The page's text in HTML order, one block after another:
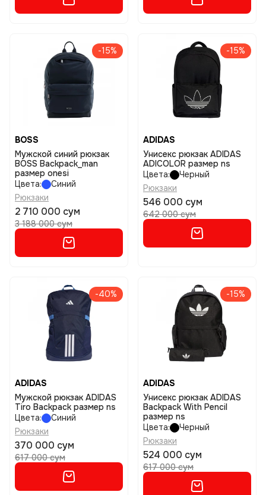
-15%
BOSS
Мужской синий рюкзак
BOSS Backpack_man
размер onesi
Цвета:
Синий
Рюкзаки
2 710 000 сум
3 188 000 сум
-15%
ADIDAS
Унисекс рюкзак ADIDAS
ADICOLOR размер ns
Цвета:
Черный
Рюкзаки
546 000 сум
642 000 сум
-40%
ADIDAS
Мужской рюкзак ADIDAS
Tiro Backpack размер ns
Цвета:
Синий
Рюкзаки
370 000 сум
617 000 сум
-15%
ADIDAS
Унисекс рюкзак ADIDAS
Backpack With Pencil
размер ns
Цвета:
Черный
Рюкзаки
524 000 сум
617 000 сум